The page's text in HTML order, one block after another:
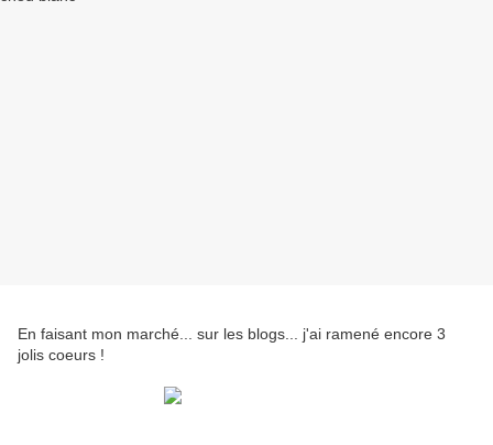
En faisant mon marché... sur les blogs... j'ai ramené encore 3
jolis coeurs !